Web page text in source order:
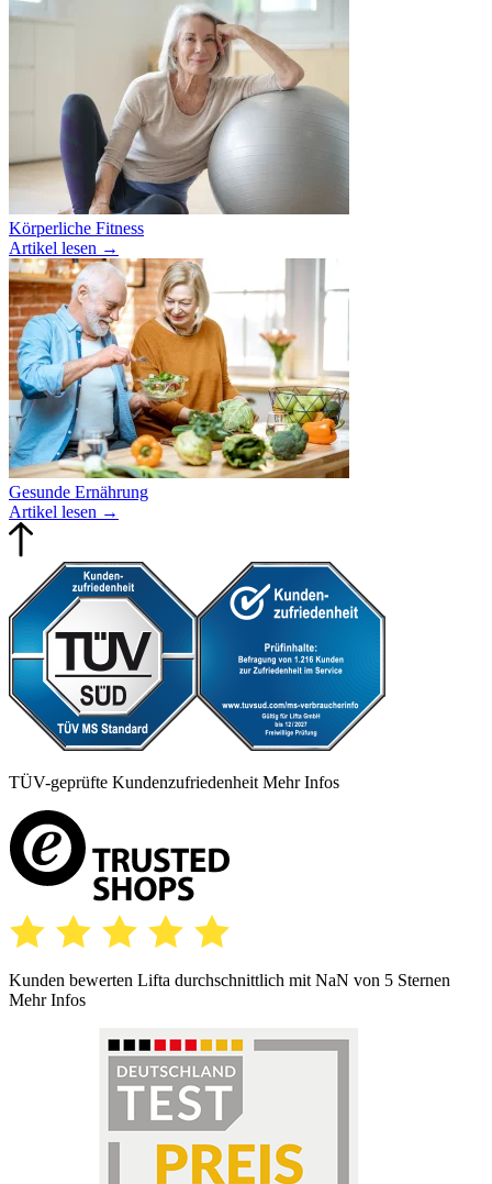
Körperliche Fitness
Artikel lesen →
Gesunde Ernährung
Artikel lesen →
TÜV-geprüfte Kundenzufriedenheit Mehr Infos
Kunden bewerten Lifta durchschnittlich mit NaN von 5 Sternen
Mehr Infos